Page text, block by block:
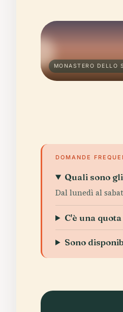
MONASTERO DELLO
DOMANDE
Quali sono
Dal lunedì al
C'è una
Sono